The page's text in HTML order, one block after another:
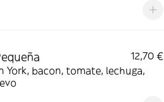
12,70 €
York, bacon, tomate, lechuga,